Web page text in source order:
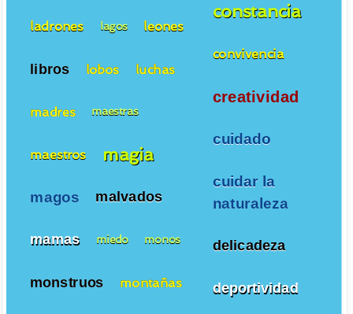
constancia
convivencia
creatividad
cuidado
cuidar la
naturaleza
delicadeza
deportividad
ladrones lagos leones
libros lobos luchas
madres maestras
maestros magia
magos malvados
mamas miedo monos
monstruos montañas